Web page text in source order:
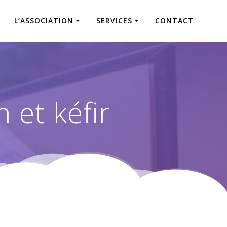
L’ASSOCIATION SERVICES CONTACT
et kéfir